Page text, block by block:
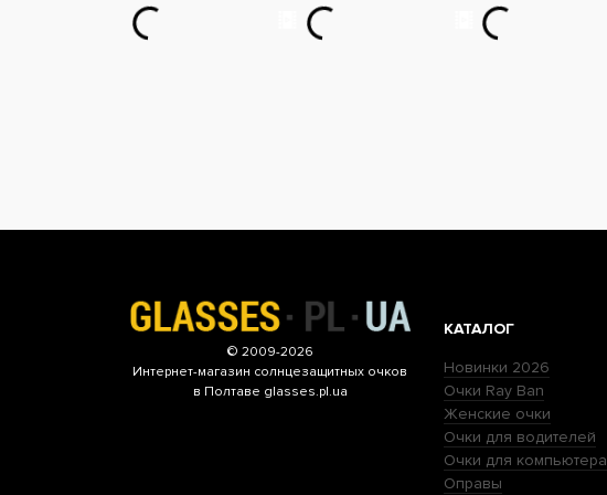
© 2009-2026
Интернет-магазин солнцезащитных очков
в Полтаве glasses.pl.ua
КАТАЛОГ
Новинки 2026
Очки Ray Ban
Женские очки
Очки для водителей
Очки для компьютера
Оправы